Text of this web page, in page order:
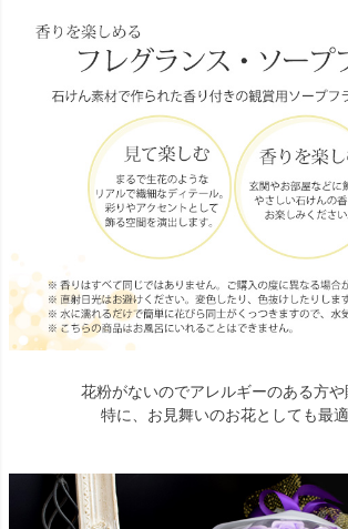
花粉がないのでアレルギーのある方や
特に、お見舞いのお花としても最適